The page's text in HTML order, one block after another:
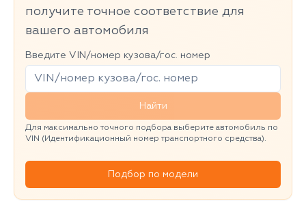
получите точное соответствие для
вашего автомобиля
Введите VIN/номер кузова/гос. номер
Найти
Для максимально точного подбора выберите автомобиль по
VIN (Идентификационный номер транспортного средства).
Подбор по модели